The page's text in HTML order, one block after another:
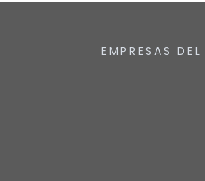
EMPRESAS